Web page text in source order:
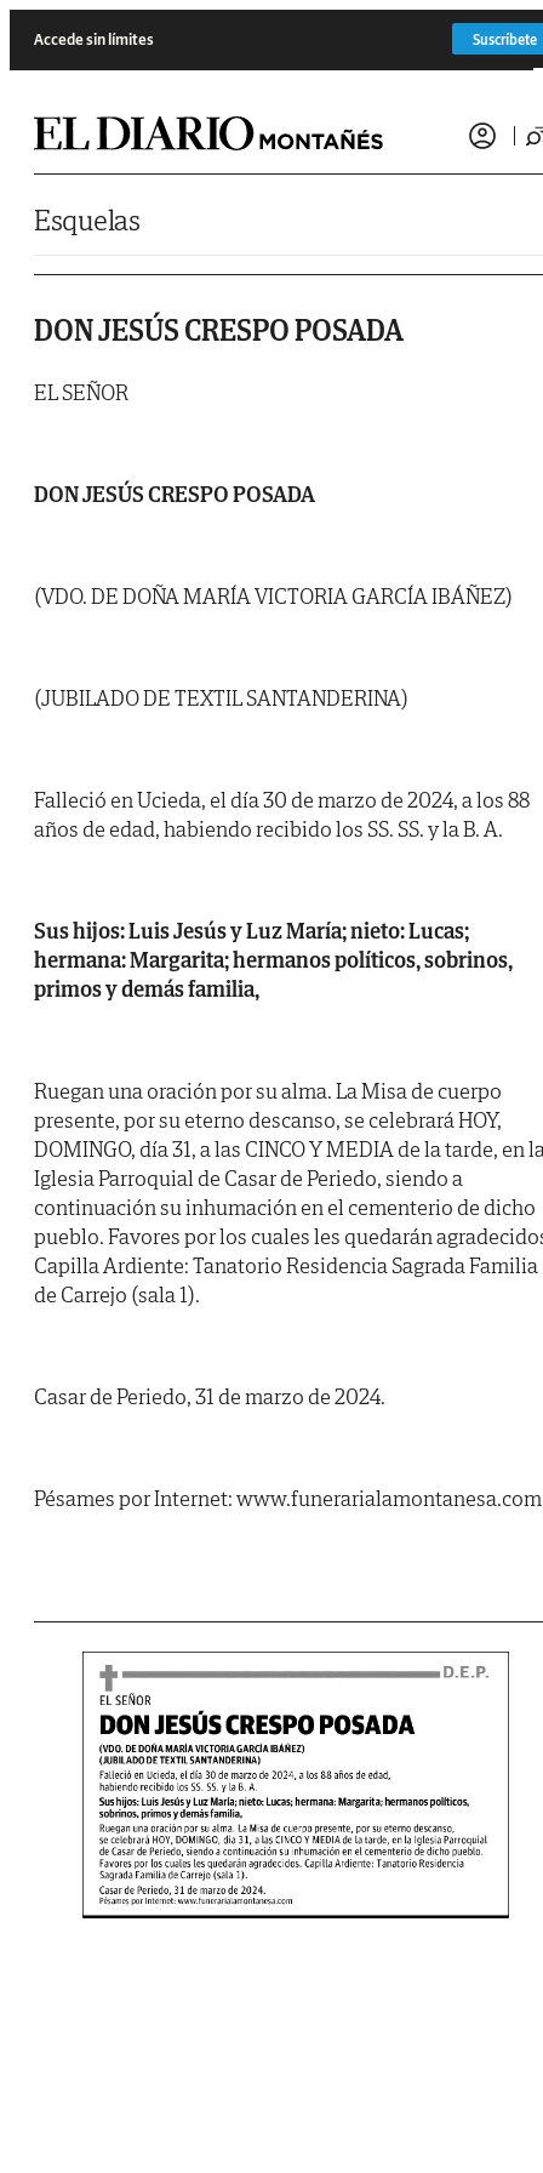
Accede sin límites Suscríbete
Esquelas
DON JESÚS CRESPO POSADA
EL SEÑOR
DON JESÚS CRESPO POSADA
(VDO. DE DOÑA MARÍA VICTORIA GARCÍA IBÁÑEZ)
(JUBILADO DE TEXTIL SANTANDERINA)
Falleció en Ucieda, el día 30 de marzo de 2024, a los 88
años de edad, habiendo recibido los SS. SS. y la B. A.
Sus hijos: Luis Jesús y Luz María; nieto: Lucas;
hermana: Margarita; hermanos políticos, sobrinos,
primos y demás familia,
Ruegan una oración por su alma. La Misa de cuerpo
presente, por su eterno descanso, se celebrará HOY,
DOMINGO, día 31, a las CINCO Y MEDIA de la tarde, en
Iglesia Parroquial de Casar de Periedo, siendo a
continuación su inhumación en el cementerio de dicho
pueblo. Favores por los cuales les quedarán
Capilla Ardiente: Tanatorio Residencia Sagrada Familia
de Carrejo (sala 1).
Casar de Periedo, 31 de marzo de 2024.
Pésames por Internet: www.funerarialamontanesa.com